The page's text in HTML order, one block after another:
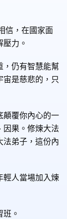
信，在國家面
力。
，仍有智慧能幫
宙是慈悲的，只
顛覆你內心的一
因果。修煉大法
法弟子，這份內
輕人當場加入煉
。